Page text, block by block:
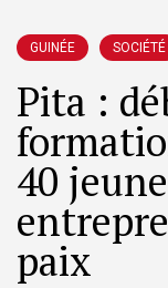
GUINÉE SOCIÉTÉ
Pita :
40
paix